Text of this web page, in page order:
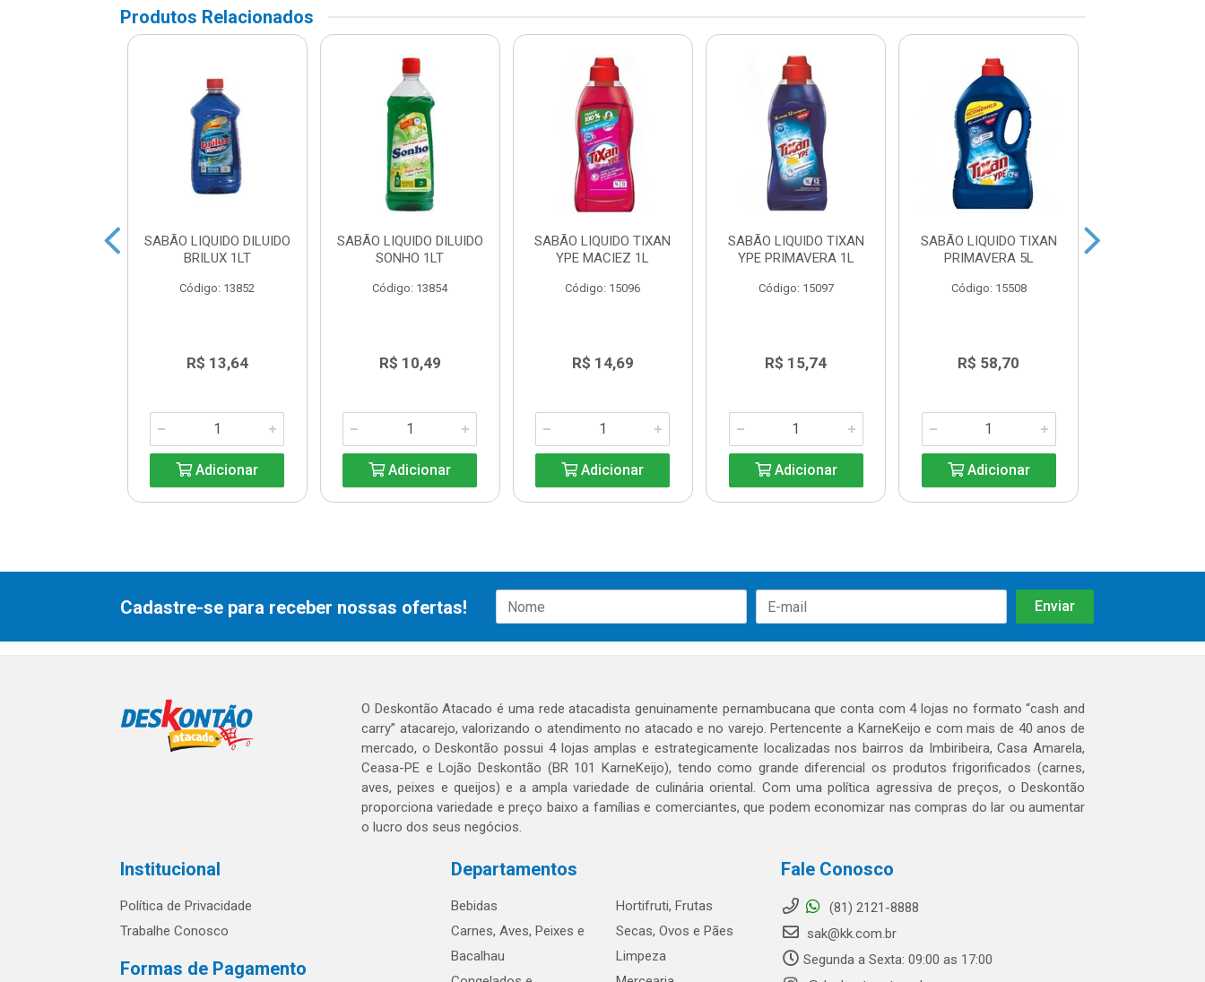
Produtos Relacionados
SABÃO LIQUIDO DILUIDO
BRILUX 1LT
Código: 13852
R$ 13,64
Adicionar
SABÃO LIQUIDO DILUIDO
SONHO 1LT
Código: 13854
R$ 10,49
Adicionar
SABÃO LIQUIDO TIXAN
YPE MACIEZ 1L
Código: 15096
R$ 14,69
Adicionar
SABÃO LIQUIDO TIXAN
YPE PRIMAVERA 1L
Código: 15097
R$ 15,74
Adicionar
SABÃO LIQUIDO TIXAN
PRIMAVERA 5L
Código: 15508
R$ 58,70
Adicionar
Cadastre-se para receber nossas ofertas!
O Deskontão Atacado é uma rede atacadista genuinamente pernambucana que conta com 4 lojas no formato “cash and
carry” atacarejo, valorizando o atendimento no atacado e no varejo. Pertencente a KarneKeijo e com mais de 40 anos de
mercado, o Deskontão possui 4 lojas amplas e estrategicamente localizadas nos bairros da Imbiribeira, Casa Amarela,
Ceasa-PE e Lojão Deskontão (BR 101 KarneKeijo), tendo como grande diferencial os produtos frigorificados (carnes,
aves, peixes e queijos) e a ampla variedade de culinária oriental. Com uma política agressiva de preços, o Deskontão
proporciona variedade e preço baixo a famílias e comerciantes, que podem economizar nas compras do lar ou aumentar
o lucro dos seus negócios.
Institucional
Política de Privacidade
Trabalhe Conosco
Formas de Pagamento
Departamentos
Bebidas
Carnes, Aves, Peixes e
Bacalhau
Hortifruti, Frutas
Secas, Ovos e Pães
Limpeza
Fale Conosco
(81) 2121-8888
sak@kk.com.br
Segunda a Sexta: 09:00 as 17:00